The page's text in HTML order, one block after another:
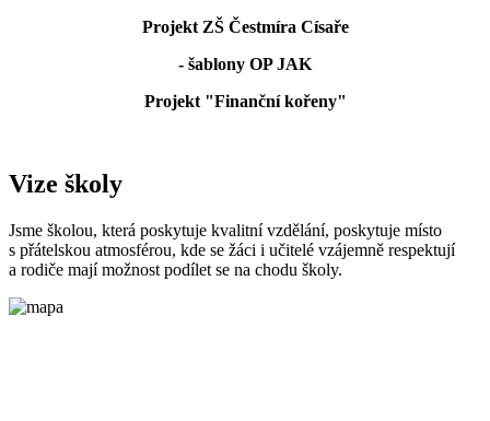
Projekt ZŠ Čestmíra Císaře
- šablony OP JAK
Projekt "Finanční kořeny"
Vize školy
Jsme školou, která poskytuje kvalitní vzdělání, poskytuje místo
s přátelskou atmosférou, kde se žáci i učitelé vzájemně respektují
a rodiče mají možnost podílet se na chodu školy.